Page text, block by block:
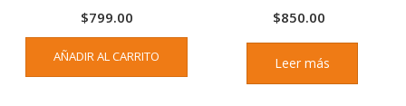
$799.00
AÑADIR AL CARRITO
$850.00
Leer más